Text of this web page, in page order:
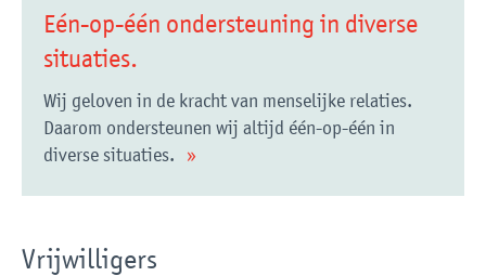
Eén-op-één ondersteuning in diverse
situaties.
Wij geloven in de kracht van menselijke relaties.
Daarom ondersteunen wij altijd één-op-één in
diverse situaties.
Vrijwilligers